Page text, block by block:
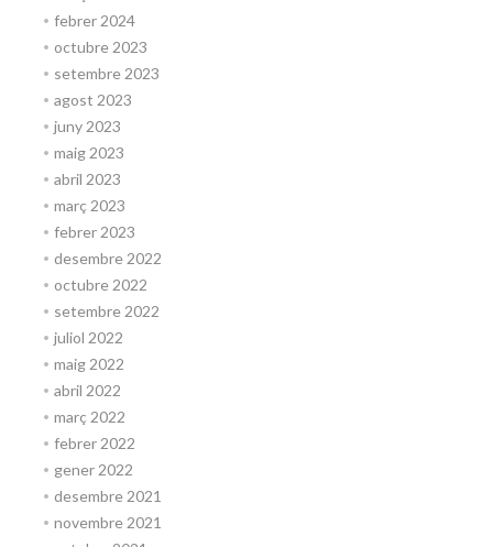
febrer 2024
octubre 2023
setembre 2023
agost 2023
juny 2023
maig 2023
abril 2023
març 2023
febrer 2023
desembre 2022
octubre 2022
setembre 2022
juliol 2022
maig 2022
abril 2022
març 2022
febrer 2022
gener 2022
desembre 2021
novembre 2021